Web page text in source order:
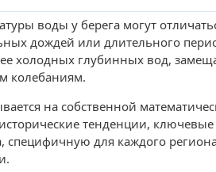
воды у берега могут
дождей или длительного
холодных глубинных вод,
колебаниям.
на собственной
тенденции,
специфичную для каждого